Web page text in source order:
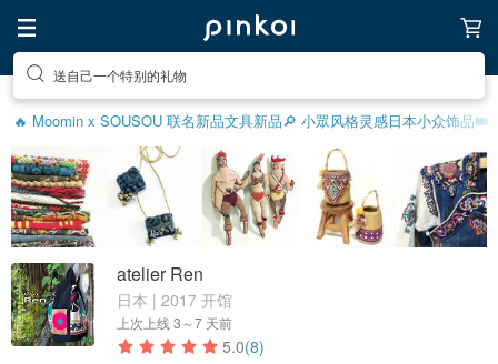
送自己一个特别的礼物
🔥 Moomin x SOUSOU 联名新品文具新品🔎 小眾风格灵感日本小众饰品🎟️
atelier Ren
日本 | 2017 开馆
上次上线3～7 天前
5.0(8)